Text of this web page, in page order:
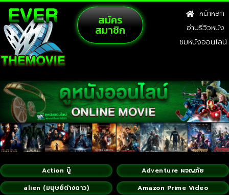
สมัคร
สมาชิก
หน้าหลัก
อ่านรีวิวหนัง
ชมหนังออนไลน์
Action บู๊
Adventure ผจญภัย
alien (มนุษย์ต่างดาว)
Amazon Prime Video